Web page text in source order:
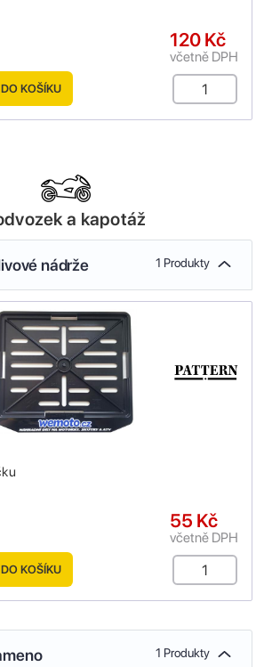
120 Kč
včetně DPH
KOŠÍKU
a kapotáž
nádrže 1 Produkty
55 Kč
včetně DPH
KOŠÍKU
1 Produkty